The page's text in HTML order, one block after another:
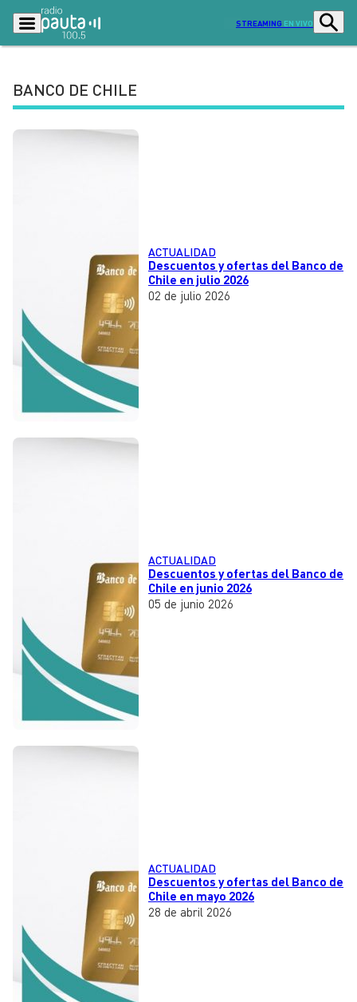
STREAMING EN VIVO
Entretención y Cultura Opinión
Dato en Pauta
Contenido Patrocinado
BANCO DE CHILE
ACTUALIDAD
Descuentos y ofertas del Banco de
Chile en julio 2026
02 de julio 2026
ACTUALIDAD
Descuentos y ofertas del Banco de
Chile en junio 2026
05 de junio 2026
ACTUALIDAD
Descuentos y ofertas del Banco de
Chile en mayo 2026
28 de abril 2026